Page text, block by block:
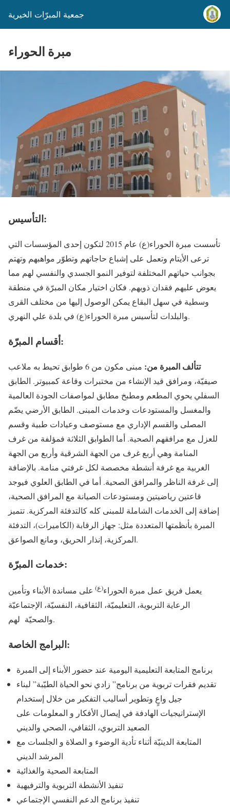
جمعية المبرّات الخيرية
مبرة الحوراء
التأسيس:
تأسست مبرة الحوراء(ع) عام 2015 لتكون إحدى المؤسسات التي
ترعى الأيتام وتعمل على إشباع حاجاتهم وتطوّر مواهبهم وتهتم
بجوانب حياتهم المختلفة لتوفير النمو الجسدي والنفسي لهم مما
يعوض عليهم فقدان ذويهم. فكان اختيار مكان المبرّة في منطقة
وسطية في سهل البقاع يمكن الوصول إليها من مختلف القرى
والبلدات لتأسيس مبرة الحوراء(ع) في بلدة علي النهري.
أقسام المبرّة:
تتألف المبرة من:
مبنى مكون من 6 طوابق تحيط به ملاعب
صيفيّة، ومرافق قيد الإنشاء من مختبرات وقاعة كمبيوتر. الطابق
السفلي يحوي المطعم ومطبخ مطابق لمواصفات الجودة العالمية
والمغسل والمستودعات وخدمات المبنى. الطابق الأرضي يضّم
المصلى والقسم الإداري مع مستوصف وعيادات طبية وقسم
للعزل مع مرافقهم الصحية. أما الطوابق الثلاثة فمؤلفة من غرف
المنامة وهي أربع غرف من الجهة الشرقية وأربع من الجهة
الغربية مع غرفة أنشطة مخصصة لكل غرفتي منامة. بالإضافة
إلى غرفة الناظر والمرافق الصحية. أما في الطابق العلوي فيوجد
قاعتين رياضيتين ومستودعات الصيانة مع المرافق الصحية،
إضافة إلى الخدمات الشاملة للمبنى كله كالتدفئة المركزية. تتميز
المبرة بأنظمتها المتعددة مثل: جهاز الرقابة (الكاميرات)، التدفئة
المركزية، إنذار الحريق، ومانع الصواعق.
خدمات المبرّة:
يعمل فريق عمل مبرة الحوراء(ع) على مساندة الأبناء وتأمين
الرعاية التربوية، التعليميّة، الثقافية، النفسيّة، الإجتماعيّة
والصحيّة لهم.
البرامج الخاصة:
برنامج المتابعة التعليمية اليومية عند حضور الأبناء إلى المبرة
تقديم فقرات تربوية من برنامج” زادي نحو الحياة الطيّبة” لبناء
جيل واعٍ وتطوير أساليب التفكير من خلال إستخدام
الإستراتيجيات الهادفة في إيصال الأفكار و المعلومات على
الصعيد التربوي، الثقافي، الصحي والديني
المتابعة الدينيّة أثناء تأدية الوضوء و الصلاة و الجلسات مع
المرشد الديني
المتابعة الصحية والغذائية
تنفيذ الأنشطة التربوية والترفيهية
تنفيذ برنامج الدعم النفسي الإجتماعي